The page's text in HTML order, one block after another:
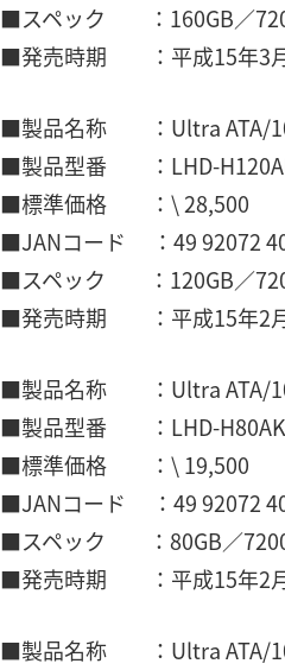
■スペック ：160GB／
■発売時期 ：平成15年3月
■製品名称 ：Ultra ATA/
■製品型番 ：LHD-
■標準価格 ：\ 28,500
■JANコード ：49 92072
■スペック ：120GB／
■発売時期 ：平成15年2月
■製品名称 ：Ultra ATA/
■製品型番 ：LHD-H80AK
■標準価格 ：\ 19,500
■JANコード ：49 92072
■スペック ：80GB／
■発売時期 ：平成15年2月
■製品名称 ：Ultra ATA/